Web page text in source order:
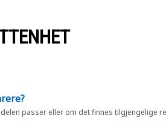
passer eller om det finnes tilgjengelige